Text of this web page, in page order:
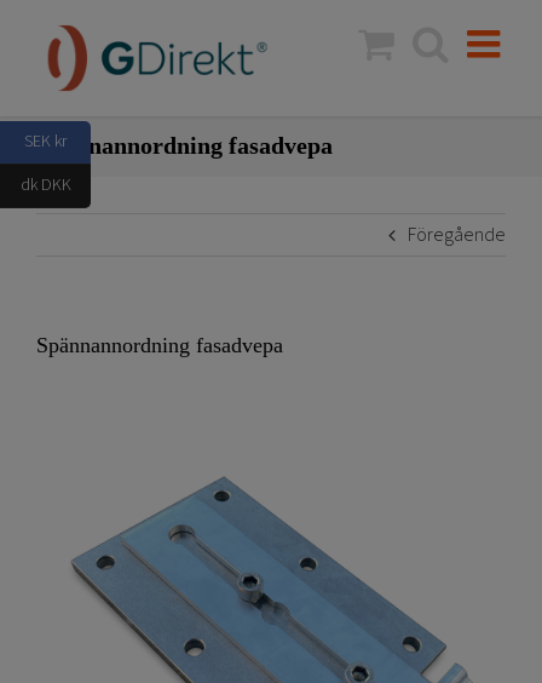
innehållet
Spännannordning fasadvepa
Föregående
Spännannordning fasadvepa
SEK kr
dk DKK